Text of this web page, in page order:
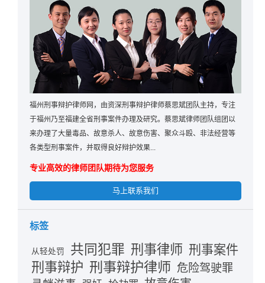
福州刑事辩护律师网，由资深刑事辩护律师蔡思斌团队主持，专注
于福州乃至福建全省刑事案件办理及研究。蔡思斌律师团队组团以
来办理了大量毒品、故意杀人、故意伤害、聚众斗殴、非法经营等
各类型刑事案件，并取得良好辩护效果...
专业高效的律师团队期待为您服务
马上联系我们
标签
从轻处罚 共同犯罪 刑事律师 刑事案件
刑事辩护 刑事辩护律师 危险驾驶罪